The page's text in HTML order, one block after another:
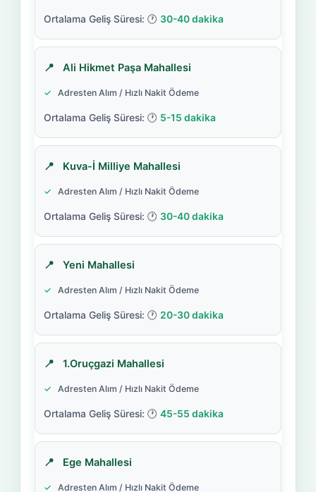
30-40 dakika
Ali Hikmet Paşa Mahallesi
Adresten Alım / Hızlı Nakit Ödeme
5-15 dakika
Kuva-İ Milliye Mahallesi
Adresten Alım / Hızlı Nakit Ödeme
30-40 dakika
Yeni Mahallesi
Adresten Alım / Hızlı Nakit Ödeme
20-30 dakika
1.Oruçgazi Mahallesi
Adresten Alım / Hızlı Nakit Ödeme
45-55 dakika
Ege Mahallesi
Adresten Alım / Hızlı Nakit Ödeme